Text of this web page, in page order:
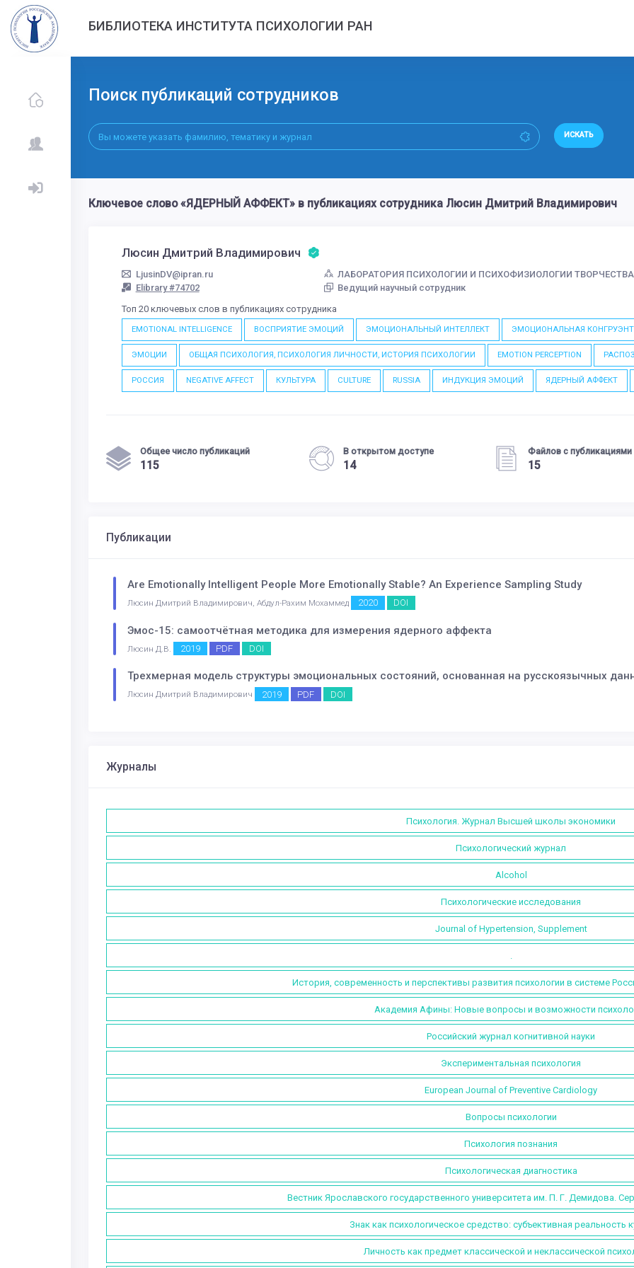
БИБЛИОТЕКА ИНСТИТУТА ПСИХОЛОГИИ РАН
Поиск публикаций сотрудников
ИСКАТЬ
Ключевое слово «ЯДЕРНЫЙ АФФЕКТ» в публикациях сотрудника Люсин Дмитрий Владимирович
Люсин Дмитрий Владимирович
LjusinDV@ipran.ru
Elibrary #74702
ЛАБОРАТОРИЯ ПСИХОЛОГИИ И ПСИХОФИЗИОЛОГИИ ТВОРЧЕСТВА
Ведущий научный сотрудник
Топ 20 ключевых слов в публикациях сотрудника
EMOTIONAL INTELLIGENCE ВОСПРИЯТИЕ ЭМОЦИЙ ЭМОЦИОНАЛЬНЫЙ ИНТЕЛЛЕКТ ЭМОЦИОНАЛЬНАЯ
ЭМОЦИИ ОБЩАЯ ПСИХОЛОГИЯ, ПСИХОЛОГИЯ ЛИЧНОСТИ, ИСТОРИЯ ПСИХОЛОГИИ EMOTION PERCEPTION
РОССИЯ NEGATIVE AFFECT КУЛЬТУРА CULTURE RUSSIA ИНДУКЦИЯ ЭМОЦИЙ ЯДЕРНЫЙ АФФЕКТ
Общее число публикаций
115
В открытом доступе
14
Файлов с публикациями
15
Публикации
Are Emotionally Intelligent People More Emotionally Stable? An Experience Sampling Study
Люсин Дмитрий Владимирович, Абдул-Рахим Мохаммед 2020 DOI
Эмос-15: самоотчётная методика для измерения ядерного аффекта
Люсин Д.В. 2019 PDF DOI
Трехмерная модель структуры эмоциональных состояний, основанная на русскоязычных
Люсин Дмитрий Владимирович 2019 PDF DOI
Журналы
Психология. Журнал Высшей школы экономики
Психологический журнал
Alcohol
Психологические исследования
Journal of Hypertension, Supplement
История, современность и перспективы развития психологии в системе
Академия Афины: Новые вопросы и возможности
Российский журнал когнитивной науки
Экспериментальная психология
European Journal of Preventive Cardiology
Вопросы психологии
Психология познания
Психологическая диагностика
Вестник Ярославского государственного университета им. П. Г. Демидова.
Знак как психологическое средство: субъективная реальность
Личность как предмет классической и неклассической